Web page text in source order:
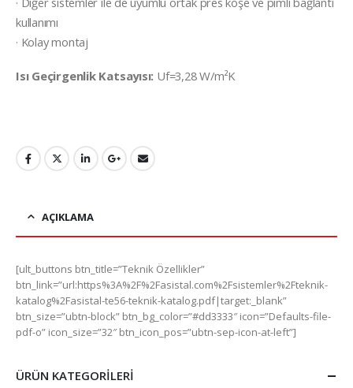
kullanımı
· Kolay montaj
Isı Geçirgenlik Katsayısı: Uf=3,28 W/m²K
AÇIKLAMA
[ult_buttons btn_title=”Teknik Özellikler”
btn_link=”url:https%3A%2F%2Fasistal.com%2Fsistemler%2Fteknik-
katalog%2Fasistal-te56-teknik-katalog.pdf|target:_blank”
btn_size=”ubtn-block” btn_bg_color=”#dd3333″ icon=”Defaults-file-
pdf-o” icon_size=”32″ btn_icon_pos=”ubtn-sep-icon-at-left”]
ÜRÜN KATEGORILERI